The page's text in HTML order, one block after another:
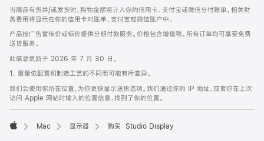
当商品有货并/或发货时，购物金额将计入你的信用卡、支付宝或微信分付账单。相关财
务费用将显示在你的信用卡对账单、支付宝或微信账户中。
产品按广告宣传价或标价提供分期付款服务。价格包含增值税。所有订单均可享受免费
送货服务。
此信息更新于 2026 年 7 月 30 日。
1. 重量依配置和制造工艺的不同而可能有所差异。
我们会使用你所在位置，为你更快显示送货选项。我们通过你的 IP 地址，或者你在上次
访问 Apple 网站时输入的位置信息，找到了你的位置。
Mac 显示器 购买 Studio Display